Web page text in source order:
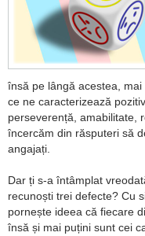
însă pe lângă acestea,
ce ne caracterizează
perseverență, amabilitate,
încercăm din răsputeri să
angajați.
Dar ți s-a întâmplat
recunoști trei defecte? Cu
pornește ideea că fiecare
însă și mai puțini sunt cei